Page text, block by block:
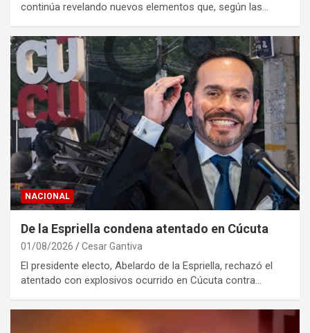
continúa revelando nuevos elementos que, según las…
NACIONAL
De la Espriella condena atentado en Cúcuta
01/08/2026 Cesar Gantiva
El presidente electo, Abelardo de la Espriella, rechazó el
atentado con explosivos ocurrido en Cúcuta contra…